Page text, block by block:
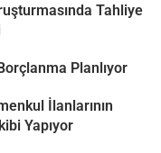
Tahliye
Planlıyor
İlanlarının
Yapıyor